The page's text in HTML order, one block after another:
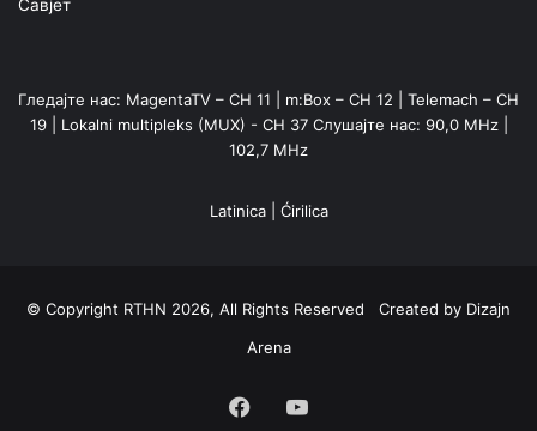
Савјет
Гледајте нас: MagentaTV – CH 11 | m:Box – CH 12 | Telemach – CH
19 | Lokalni multipleks (MUX) - CH 37 Слушајте нас: 90,0 MHz |
102,7 MHz
Latinica| Ćirilica
© Copyright RTHN 2026, All Rights Reserved Created by Dizajn
Arena
Facebook